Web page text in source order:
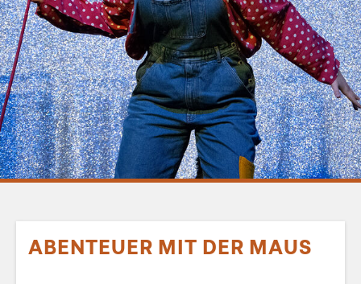
ABENTEUER MIT DER MAUS